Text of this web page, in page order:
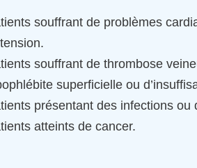
souffrant de problèmes
souffrant de thrombose
superficielle ou
présentant des infections ou
atteints de cancer.